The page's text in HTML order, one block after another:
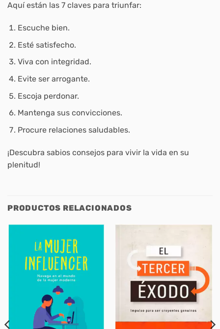
Aquí están las 7 claves para triunfar:
Escuche bien.
Esté satisfecho.
Viva con integridad.
Evite ser arrogante.
Escoja perdonar.
Mantenga sus convicciones.
Procure relaciones saludables.
¡Descubra sabios consejos para vivir la vida en su
plenitud!
PRODUCTOS RELACIONADOS